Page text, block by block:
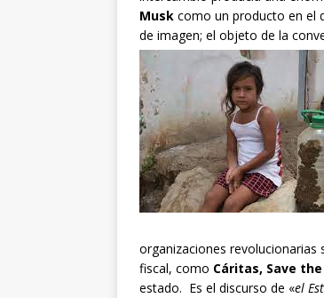
Musk como un producto en el
de imagen; el objeto de la
organizaciones
fiscal, como Cáritas, Save
estado. Es el discurso de «el